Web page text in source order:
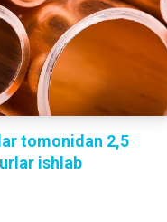
tomonidan 2,5
ishlab